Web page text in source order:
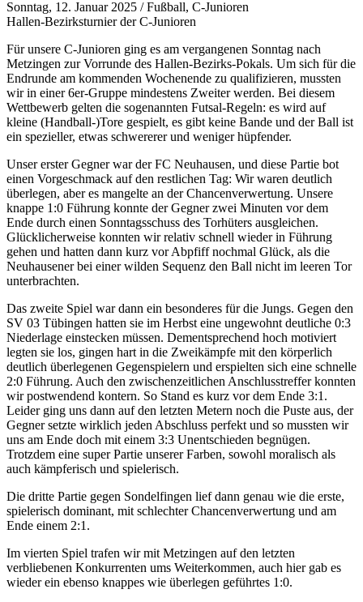
Sonntag, 12. Januar 2025 /Fußball, C-Junioren
Hallen-Bezirksturnier der C-Junioren
Für unsere C-Junioren ging es am vergangenen Sonntag nach
Metzingen zur Vorrunde des Hallen-Bezirks-Pokals. Um sich für die
Endrunde am kommenden Wochenende zu qualifizieren, mussten
wir in einer 6er-Gruppe mindestens Zweiter werden. Bei diesem
Wettbewerb gelten die sogenannten Futsal-Regeln: es wird auf
kleine (Handball-)Tore gespielt, es gibt keine Bande und der Ball ist
ein spezieller, etwas schwererer und weniger hüpfender.
Unser erster Gegner war der FC Neuhausen, und diese Partie bot
einen Vorgeschmack auf den restlichen Tag: Wir waren deutlich
überlegen, aber es mangelte an der Chancenverwertung. Unsere
knappe 1:0 Führung konnte der Gegner zwei Minuten vor dem
Ende durch einen Sonntagsschuss des Torhüters ausgleichen.
Glücklicherweise konnten wir relativ schnell wieder in Führung
gehen und hatten dann kurz vor Abpfiff nochmal Glück, als die
Neuhausener bei einer wilden Sequenz den Ball nicht im leeren Tor
unterbrachten.
Das zweite Spiel war dann ein besonderes für die Jungs. Gegen den
SV 03 Tübingen hatten sie im Herbst eine ungewohnt deutliche 0:3
Niederlage einstecken müssen. Dementsprechend hoch motiviert
legten sie los, gingen hart in die Zweikämpfe mit den körperlich
deutlich überlegenen Gegenspielern und erspielten sich eine schnelle
2:0 Führung. Auch den zwischenzeitlichen Anschlusstreffer konnten
wir postwendend kontern. So Stand es kurz vor dem Ende 3:1.
Leider ging uns dann auf den letzten Metern noch die Puste aus, der
Gegner setzte wirklich jeden Abschluss perfekt und so mussten wir
uns am Ende doch mit einem 3:3 Unentschieden begnügen.
Trotzdem eine super Partie unserer Farben, sowohl moralisch als
auch kämpferisch und spielerisch.
Die dritte Partie gegen Sondelfingen lief dann genau wie die erste,
spielerisch dominant, mit schlechter Chancenverwertung und am
Ende einem 2:1.
Im vierten Spiel trafen wir mit Metzingen auf den letzten
verbliebenen Konkurrenten ums Weiterkommen, auch hier gab es
wieder ein ebenso knappes wie überlegen geführtes 1:0.